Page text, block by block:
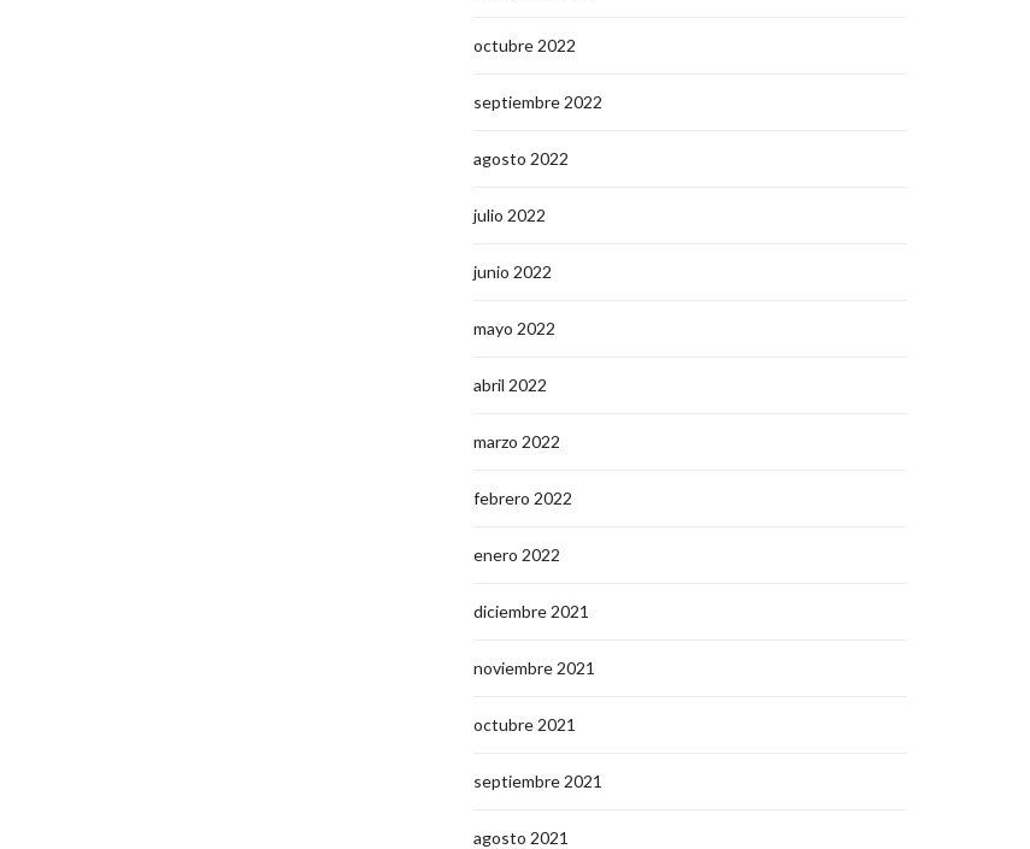
octubre 2022
septiembre 2022
agosto 2022
julio 2022
junio 2022
mayo 2022
abril 2022
marzo 2022
febrero 2022
enero 2022
diciembre 2021
noviembre 2021
octubre 2021
septiembre 2021
agosto 2021